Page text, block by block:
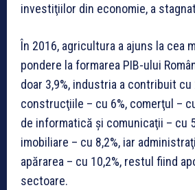
investiţiilor din economie, a
În 2016, agricultura a ajuns la cea
pondere la formarea PIB-ului
doar 3,9%, industria a contribuit cu
construcţiile – cu 6%, comerţul –
de informatică şi comunicaţii – cu
imobiliare – cu 8,2%, iar
apărarea – cu 10,2%, restul fiind
sectoare.